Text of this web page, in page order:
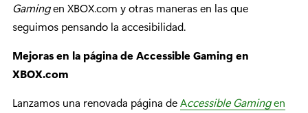
Gamingen XBOX.com y otras maneras en las que
seguimos pensando la accesibilidad.
Mejoras en la página de Accessible Gaming en
XBOX.com
Lanzamos una renovada página deAccessible Gamingen